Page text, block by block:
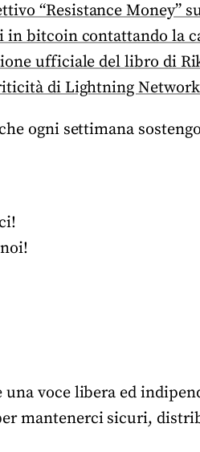
“Resistance Money”
bitcoin contattando la
ufficiale del libro di
di Lightning
ogni settimana
voce libera ed
mantenerci sicuri,